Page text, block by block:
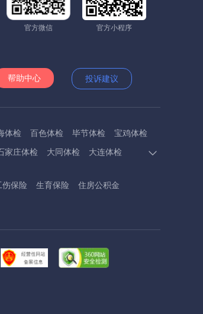
官方微信 官方小程序
帮助中心 投诉建议
体检 百色体检 毕节体检
宝鸡体检
家庄体检 大同体检
大连体检
检 呼伦贝尔体检
葫芦岛体检
检 吉安体检 济南体检
济宁体检
检 连云港体检 丽水体检
陇南体检 牡丹江体检
马鞍山体检
伤保险 生育保险
住房公积金